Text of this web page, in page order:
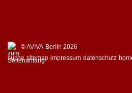
© AVIVA-Berlin 2026
suche sitemap impressum datenschutz